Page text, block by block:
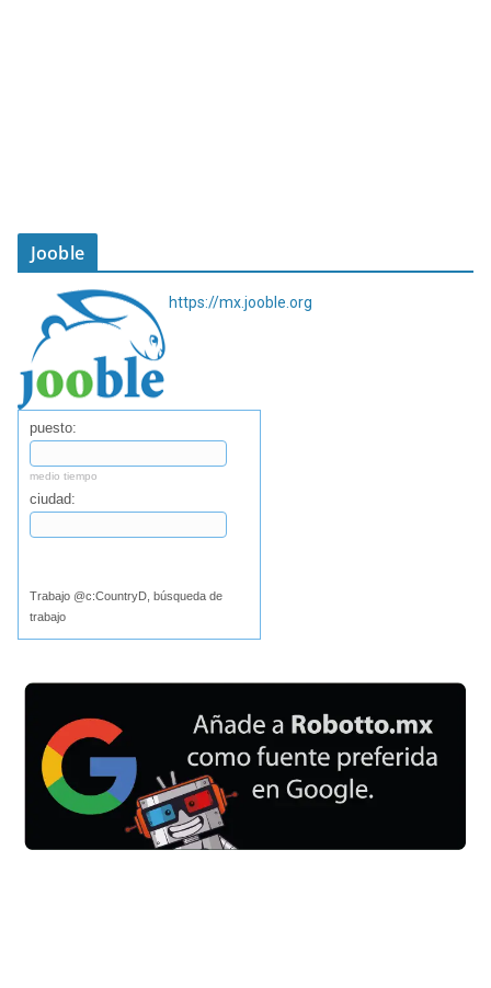
Jooble
https://mx.jooble.org
puesto:
medio tiempo
ciudad:
Trabajo @c:CountryD, búsqueda de
trabajo